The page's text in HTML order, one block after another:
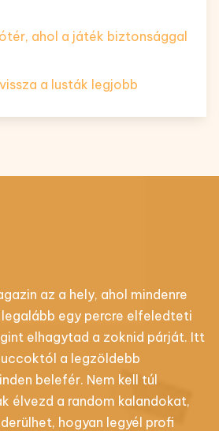
ahol a játék biztonsággal
a lusták legjobb
az a hely, ahol mindenre
egy percre elfeledteti
elhagytad a zoknid párját. Itt
a legzöldebb
belefér. Nem kell túl
élvezd a random kalandokat,
hogyan legyél profi